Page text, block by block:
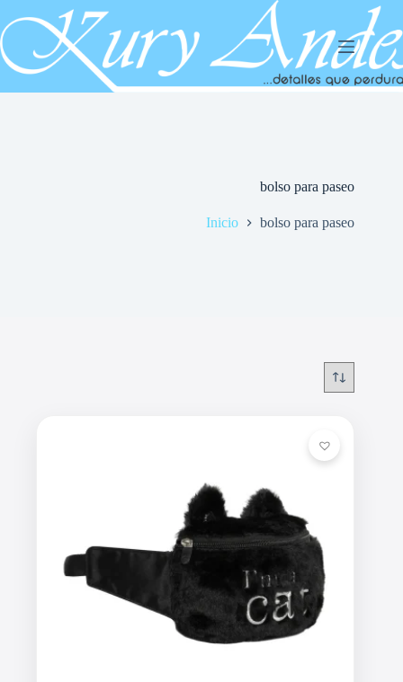
al
contenido
bolso para paseo
Inicio bolso para paseo